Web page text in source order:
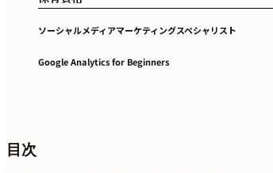
ソーシャルメディアマーケティングスペシャリスト
Google Analytics for Beginners
目次